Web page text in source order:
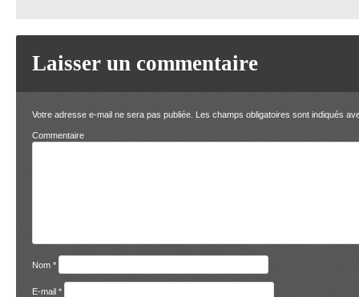
Laisser un commentaire
Votre adresse e-mail ne sera pas publiée. Les champs obligatoires sont indiqués
Nom *
E-mail *